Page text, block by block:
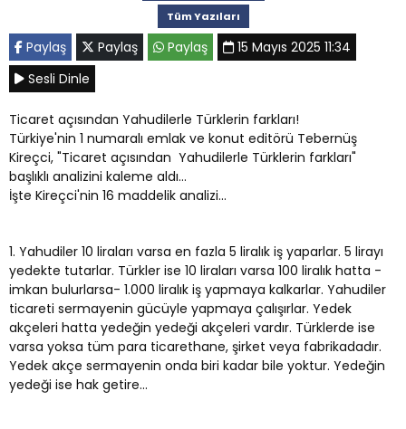
Tüm Yazıları
Paylaş Paylaş Paylaş
15 Mayıs 2025 11:34
Sesli Dinle
Ticaret açısından Yahudilerle Türklerin farkları!
Türkiye'nin 1 numaralı emlak ve konut editörü Tebernüş
Kireçci, "Ticaret açısından Yahudilerle Türklerin farkları"
başlıklı analizini kaleme aldı...
İşte Kireçci'nin 16 maddelik analizi...
1. Yahudiler 10 liraları varsa en fazla 5 liralık iş yaparlar. 5 lirayı
yedekte tutarlar. Türkler ise 10 liraları varsa 100 liralık hatta -
imkan bulurlarsa- 1.000 liralık iş yapmaya kalkarlar. Yahudiler
ticareti sermayenin gücüyle yapmaya çalışırlar. Yedek
akçeleri hatta yedeğin yedeği akçeleri vardır. Türklerde ise
varsa yoksa tüm para ticarethane, şirket veya fabrikadadır.
Yedek akçe sermayenin onda biri kadar bile yoktur. Yedeğin
yedeği ise hak getire...